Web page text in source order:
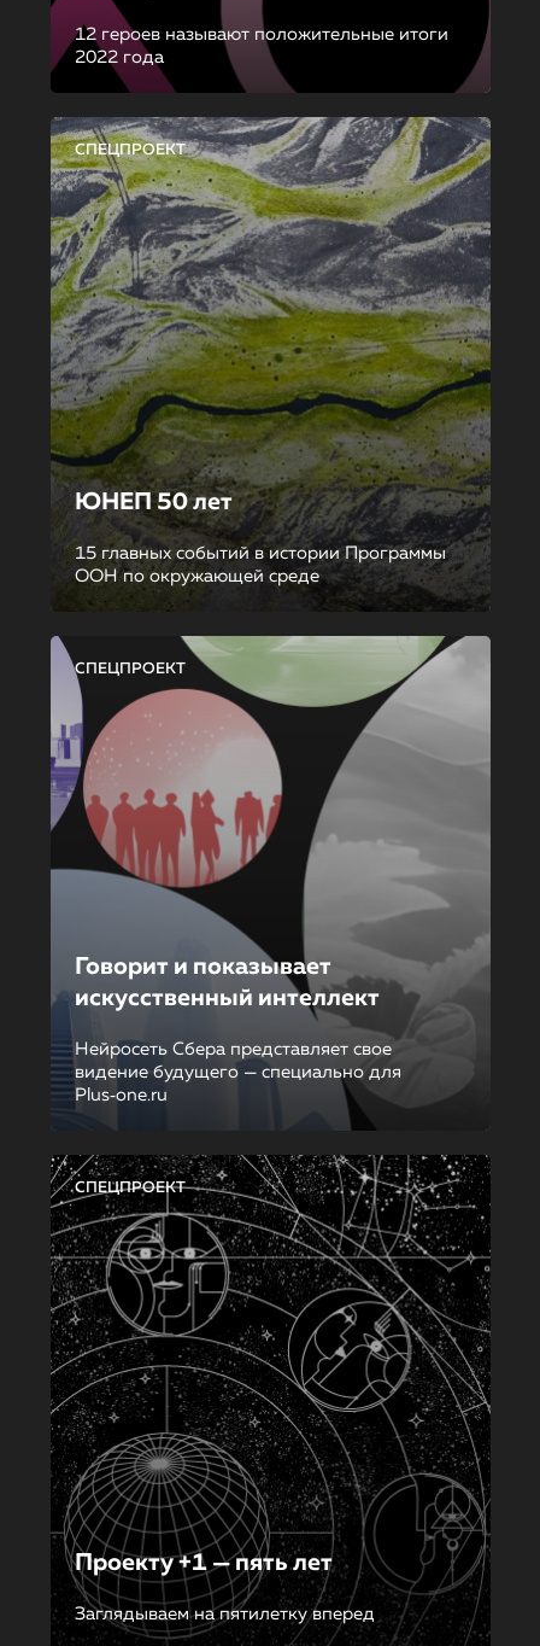
12 героев называют положительные итоги
2022 года
СПЕЦПРОЕКТ
ЮНЕП 50 лет
15 главных событий в истории Программы
ООН по окружающей среде
СПЕЦПРОЕКТ
Говорит и показывает
искусственный интеллект
Нейросеть Сбера представляет свое
видение будущего — специально для
Plus‑one.ru
СПЕЦПРОЕКТ
Проекту +1 — пять лет
Заглядываем на пятилетку вперед